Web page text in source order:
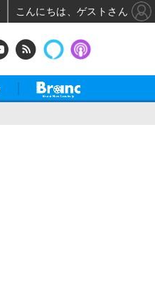
こんにちは、ゲストさん